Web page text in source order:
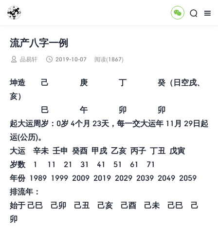



流产八字一例
 品易轩  2019-10-07 阅读(1867)
坤造 己 庚 丁 癸（日空戌、
亥）
巳 午 卯 卯
起大运周岁：0岁 4个月 23天，每一交大运年 11月 29日起
运(公历)。
大运 辛未 壬申 癸酉 甲戌 乙亥 丙子 丁丑 戊寅
岁数 1 11 21 31 41 51 61 71
年份 1989 1999 2009 2019 2029 2039 2049 2059
排流年：
始于 己巳 己卯 己丑 己亥 己酉 己未 己巳 己
卯